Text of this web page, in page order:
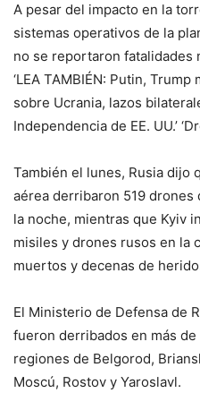
A pesar del impacto en la
sistemas operativos de la
no se reportaron fatalidades
‘LEA TAMBIÉN: Putin,
sobre Ucrania, lazos
Independencia de EE. UU.’
También el lunes, Rusia dijo
aérea derribaron 519 drones
la noche, mientras que Kyiv
misiles y drones rusos en la
muertos y decenas de
El Ministerio de Defensa de
fueron derribados en más
regiones de Belgorod,
Moscú, Rostov y Yaroslavl.